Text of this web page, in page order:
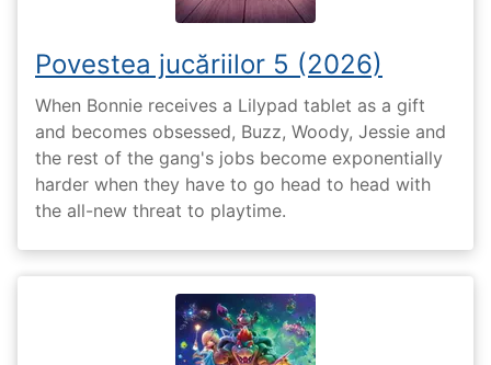
Povestea jucăriilor 5 (2026)
When Bonnie receives a Lilypad tablet as a gift
and becomes obsessed, Buzz, Woody, Jessie and
the rest of the gang's jobs become exponentially
harder when they have to go head to head with
the all-new threat to playtime.